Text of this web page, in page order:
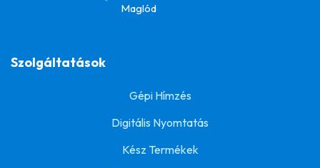
Maglód
Szolgáltatások
Gépi Hímzés
Digitális Nyomtatás
Kész Termékek